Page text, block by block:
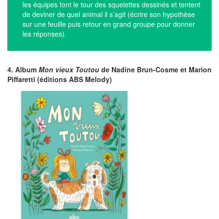
les équipes font le tour des squelettes dessinés et tentent
de deviner de quel animal il s’agit (écrire son hypothèse
sur une feuille puis retour en grand groupe pour donner
les réponses).
4. Album Mon vieux Toutou de Nadine Brun-Cosme et Marion
Piffaretti (éditions ABS Melody)